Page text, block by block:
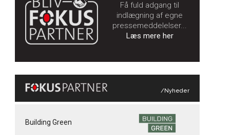
Få fuld adgang til
indlægning af egne
pressemeddelelser...
Læs mere her
/Nyheder
Building Green